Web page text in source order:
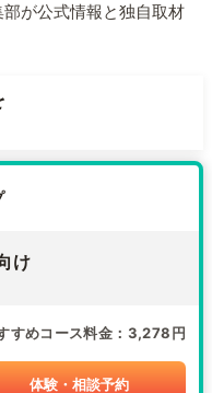
が公式情報と独自取材
け
すめコース料金 3,278円
体験・相談予約